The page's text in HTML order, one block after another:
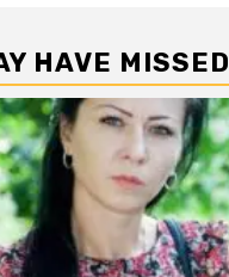
HAVE MISSED